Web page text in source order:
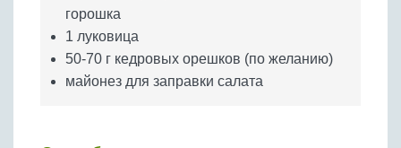
горошка
1 луковица
50-70 г кедровых орешков (по желанию)
майонез для заправки салата